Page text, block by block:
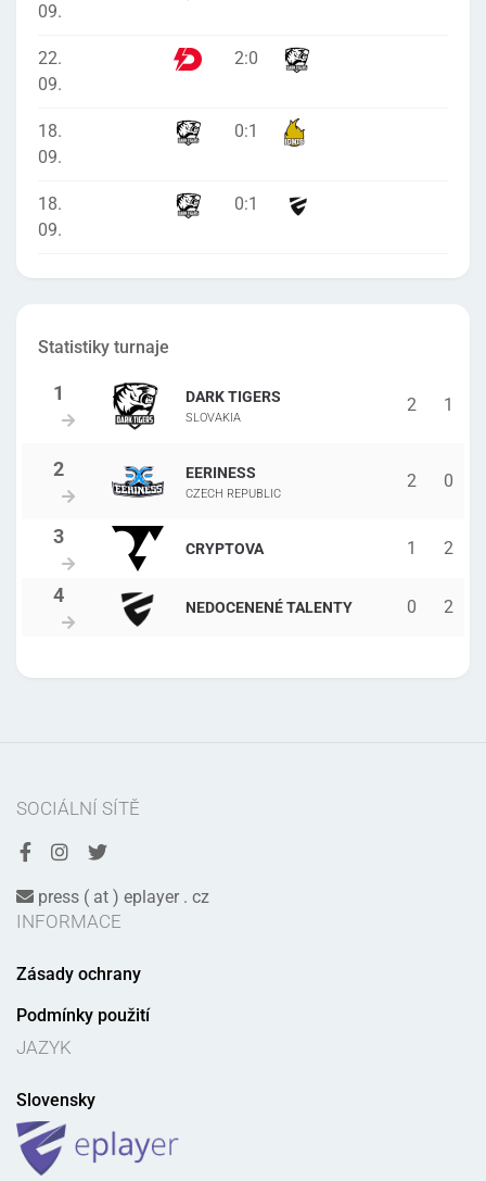
09.
22.
09.
2:0
18.
09.
0:1
18.
09.
0:1
Statistiky turnaje
DARK TIGERS
SLOVAKIA
2 1
EERINESS
CZECH REPUBLIC
2 0
CRYPTOVA 1 2
NEDOCENENÉ TALENTY 0 2
SOCIÁLNÍ SÍTĚ
press ( at ) eplayer . cz
INFORMACE
Zásady ochrany
Podmínky použití
JAZYK
Slovensky